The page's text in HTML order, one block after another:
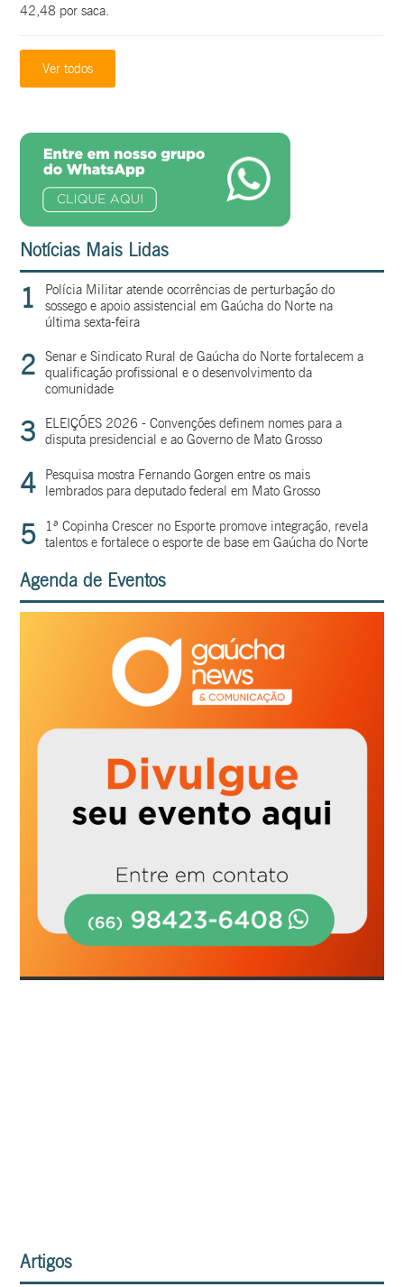
42,48 por saca.
Ver todos
Notícias Mais Lidas
1
Polícia Militar atende ocorrências de perturbação do
sossego e apoio assistencial em Gaúcha do Norte na
última sexta-feira
2
Senar e Sindicato Rural de Gaúcha do Norte fortalecem a
qualificação profissional e o desenvolvimento da
comunidade
3
ELEIÇÕES 2026 - Convenções definem nomes para a
disputa presidencial e ao Governo de Mato Grosso
4
Pesquisa mostra Fernando Gorgen entre os mais
lembrados para deputado federal em Mato Grosso
5
1ª Copinha Crescer no Esporte promove integração, revela
talentos e fortalece o esporte de base em Gaúcha do Norte
Agenda de Eventos
Artigos